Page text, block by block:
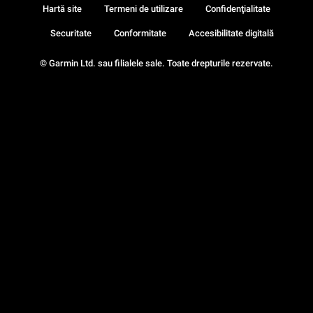
© Garmin Ltd. sau filialele sale. Toate drepturile rezervate.
Hartă site Termeni de utilizare Confidenţialitate
Securitate Conformitate Accesibilitate digitală